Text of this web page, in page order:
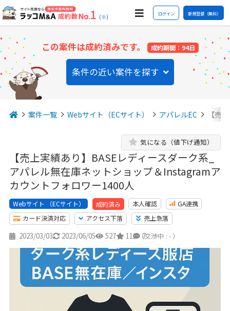
(※) ログイン 新規登録（無料）
この案件は成約済みです。 成約期間：94日
条件の近い案件を探す
案件一覧 Webサイト（ECサイト） アパレルEC 【売
【売上実績あり】BASEレディースダーク系_
アパレル無在庫ネットショップ＆Instagramア
カウントフォロワー1400人
気になる（値下げ通知）
Webサイト （ECサイト） 成約済み 本人確認
GA連携
カード決済対応
アクセス下落 売上急落
2023/03/03 2023/06/05 527 11 7
（交渉中 : - ）